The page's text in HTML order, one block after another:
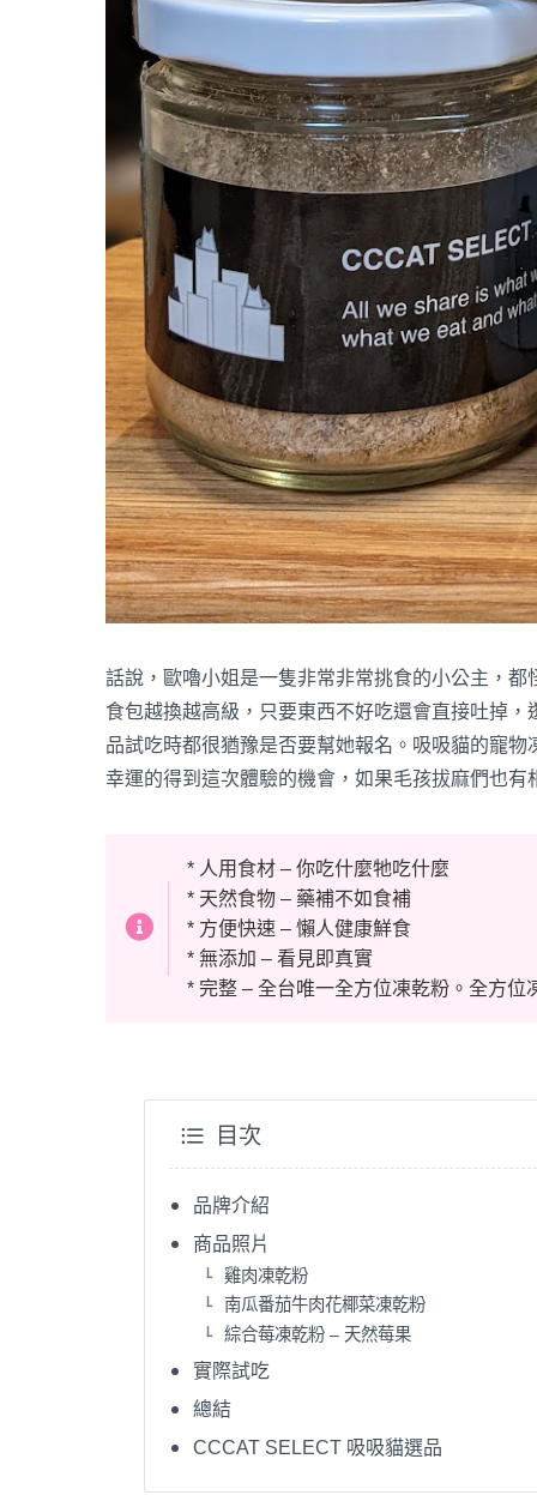
話說，歐嚕小姐是一隻非常非常挑食的小公主，
食包越換越高級，只要東西不好吃還會直接吐掉
品試吃時都很猶豫是否要幫她報名。吸吸貓的寵
幸運的得到這次體驗的機會，如果毛孩拔麻們也
* 人用食材 – 你吃什麼牠吃什麼
* 天然食物 – 藥補不如食補
* 方便快速 – 懶人健康鮮食
* 無添加 – 看見即真實
* 完整 – 全台唯一全方位凍乾粉。全方位
目次
品牌介紹
商品照片
雞肉凍乾粉
南瓜番茄牛肉花椰菜凍乾粉
綜合莓凍乾粉 – 天然莓果
實際試吃
總結
CCCAT SELECT 吸吸貓選品